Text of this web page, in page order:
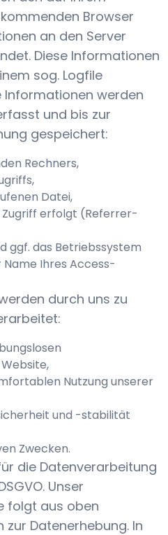
Browser
an den Server
Diese Informationen
sog. Logfile
Informationen werden
und bis zur
gespeichert:
Rechners,
Datei,
Zugriff erfolgt (Referrer-
ggf. das Betriebssystem
Name Ihres Access-
durch uns zu
Nutzung unserer
und -stabilität
Zwecken.
die Datenverarbeitung
Unser
folgt aus oben
Datenerhebung. In